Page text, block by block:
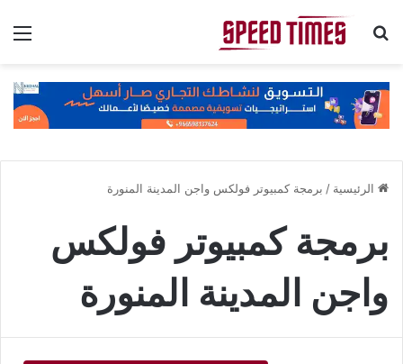
بحث عن
الرئيسية / برمجة كمبيوتر فولكس واجن المدينة المنورة
برمجة كمبيوتر فولكس
واجن المدينة المنورة